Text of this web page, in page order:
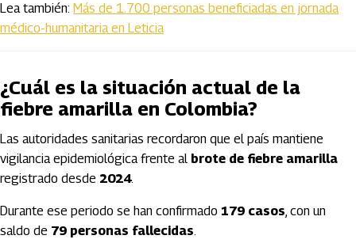
Lea también: Más de 1.700 personas beneficiadas en jornada
médico-humanitaria en Leticia
¿Cuál es la situación actual de la
fiebre amarilla en Colombia?
Las autoridades sanitarias recordaron que el país mantiene
vigilancia epidemiológica frente al brote de fiebre amarilla
registrado desde 2024.
Durante ese periodo se han confirmado 179 casos, con un
saldo de 79 personas fallecidas.